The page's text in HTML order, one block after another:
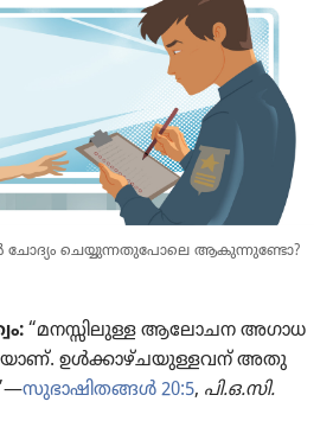
ചോദ്യം ചെയ്യു​ന്ന​തു​പോ​ലെ ആകുന്നു​ണ്ടോ?
“മനസ്സി​ലുള്ള ആലോചന അഗാധ​
ഉൾക്കാ​ഴ്‌ച​യു​ള്ള​വന്‌ അതു
സുഭാ​ഷി​തങ്ങൾ 20:5, പി.ഒ.സി.